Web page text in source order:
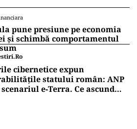
pune presiune pe economia
și schimbă comportamentul
cibernetice expun
statului român: ANP
e‑Terra. Ce ascund